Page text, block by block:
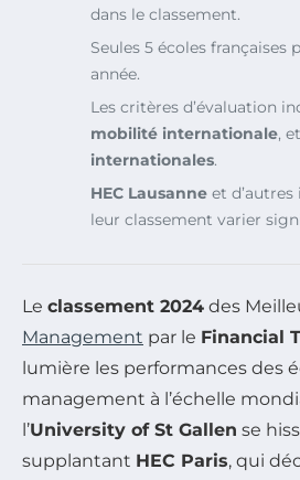
dans le classement.
Seules 5 écoles françaises
année.
Les critères d’évaluation
mobilité internationale,
internationales.
HEC Lausanne et
leur classement varier
Le classement 2024 des
Management par le Financial
lumière les performances des
management à l’échelle
l’University of St Gallen se
supplantant HEC Paris, qui